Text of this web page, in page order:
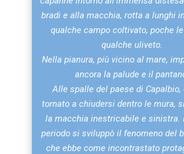
bradi e alla macchia, rotta a lunghi
qualche campo coltivato, poche
qualche uliveto.
Nella pianura, più vicino al mare,
ancora la palude e il
Alle spalle del paese di Capalbio,
tornato a chiudersi dentro le mura,
la macchia inestricabile e sinistra.
periodo si sviluppò il fenomeno del
che ebbe come incontrastato